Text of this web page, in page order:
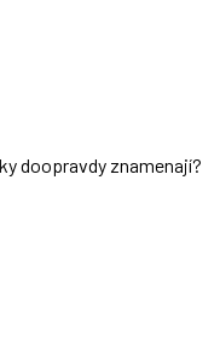
doopravdy znamenají?